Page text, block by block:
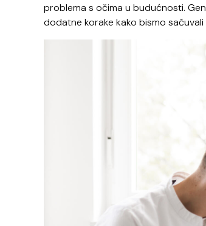
problema s očima u budućnosti.
dodatne korake kako bismo